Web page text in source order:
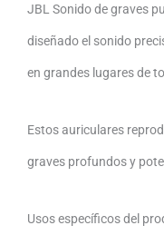
JBL Sonido de graves
diseñado el sonido
en grandes lugares de
Estos auriculares
graves profundos y
Usos específicos del